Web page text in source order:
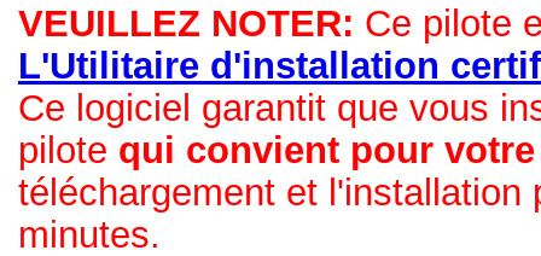
VEUILLEZ NOTER: Ce pilote
L'Utilitaire d'installation
Ce logiciel garantit que vous
pilote qui convient pour
téléchargement et l'installation
minutes.